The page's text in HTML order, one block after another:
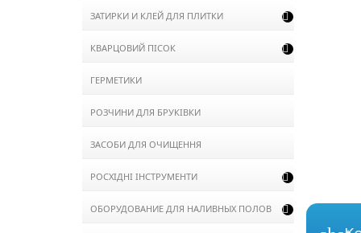
ЗАТИРКИ И КЛЕЙ ДЛЯ ПЛИТКИ 
КВАРЦОВИЙ ПІСОК 
ГЕРМЕТИКИ
РОЗЧИНИ ДЛЯ БРУКІВКИ
ЗАСОБИ ДЛЯ ОЧИЩЕННЯ
РОСХІДНІ ІНСТРУМЕНТИ 
ОБОРУДОВАНИЕ ДЛЯ НАЛИВНЫХ ПОЛОВ 